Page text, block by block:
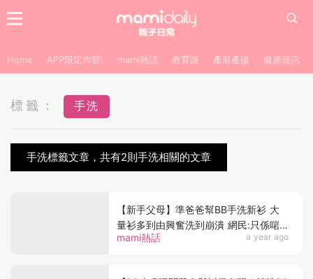
Home APP限定內容! mami熱話 教育路 產前產後 健康資訊
標籤： 手洗
手洗標籤文章，共有2則手洗相關的文章
mami熱話 a year ago
【新手父母】準爸爸幫BB手洗新衫 大
量衫多到由興奮洗到崩潰 網民:只係啱
啱開始